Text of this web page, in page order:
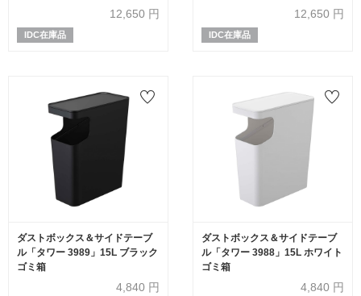
12,650 円
IDC在庫品
12,650 円
IDC在庫品
ダストボックス＆サイドテーブ
ル「タワー 3989」15L ブラック
ゴミ箱
4,840 円
ダストボックス＆サイドテーブ
ル「タワー 3988」15L ホワイト
ゴミ箱
4,840 円